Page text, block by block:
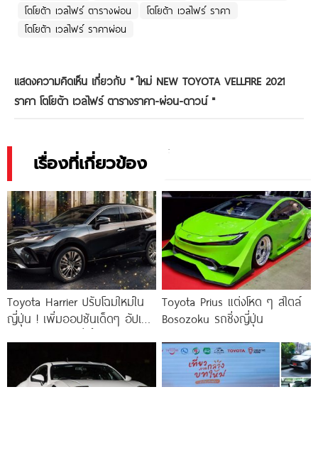
โตโยต้า เวลไฟร์ ตารางผ่อน
โตโยต้า เวลไฟร์ ราคา
โตโยต้า เวลไฟร์ ราคาผ่อน
แสดงความคิดเห็น เกี่ยวกับ "ใหม่ NEW TOYOTA VELLFIRE 2021
ราคา โตโยต้า เวลไฟร์ ตารางราคา-ผ่อน-ดาวน์"
เรื่องที่เกี่ยวข้อง
Toyota Harrier ปรับโฉมใหม่ใน
ญี่ปุ่น ! เพิ่มออปชันเด็ดๆ อัปเก
Toyota Prius แต่งโหด ๆ สไตล์
Bosozoku รถซิ่งญี่ปุ่น